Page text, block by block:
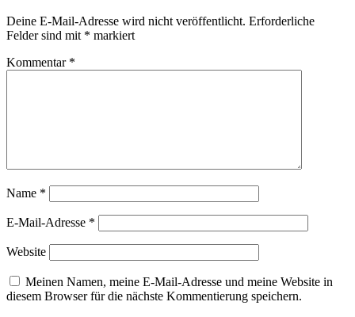
Deine E-Mail-Adresse wird nicht veröffentlicht. Erforderliche
Felder sind mit * markiert
Kommentar *
Name *
E-Mail-Adresse *
Website
Meinen Namen, meine E-Mail-Adresse und meine Website in
diesem Browser für die nächste Kommentierung speichern.